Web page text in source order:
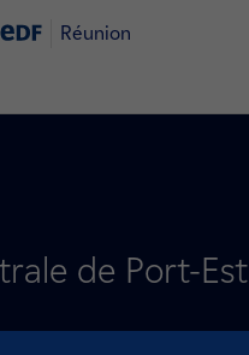
Réunion
de Port-Est